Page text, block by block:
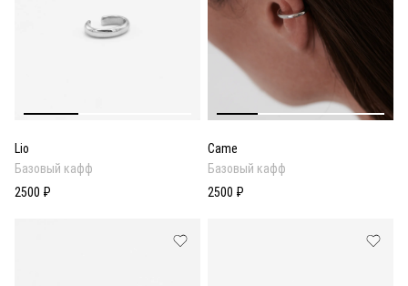
Lio
Базовый кафф
2500 ₽
Came
Базовый кафф
2500 ₽